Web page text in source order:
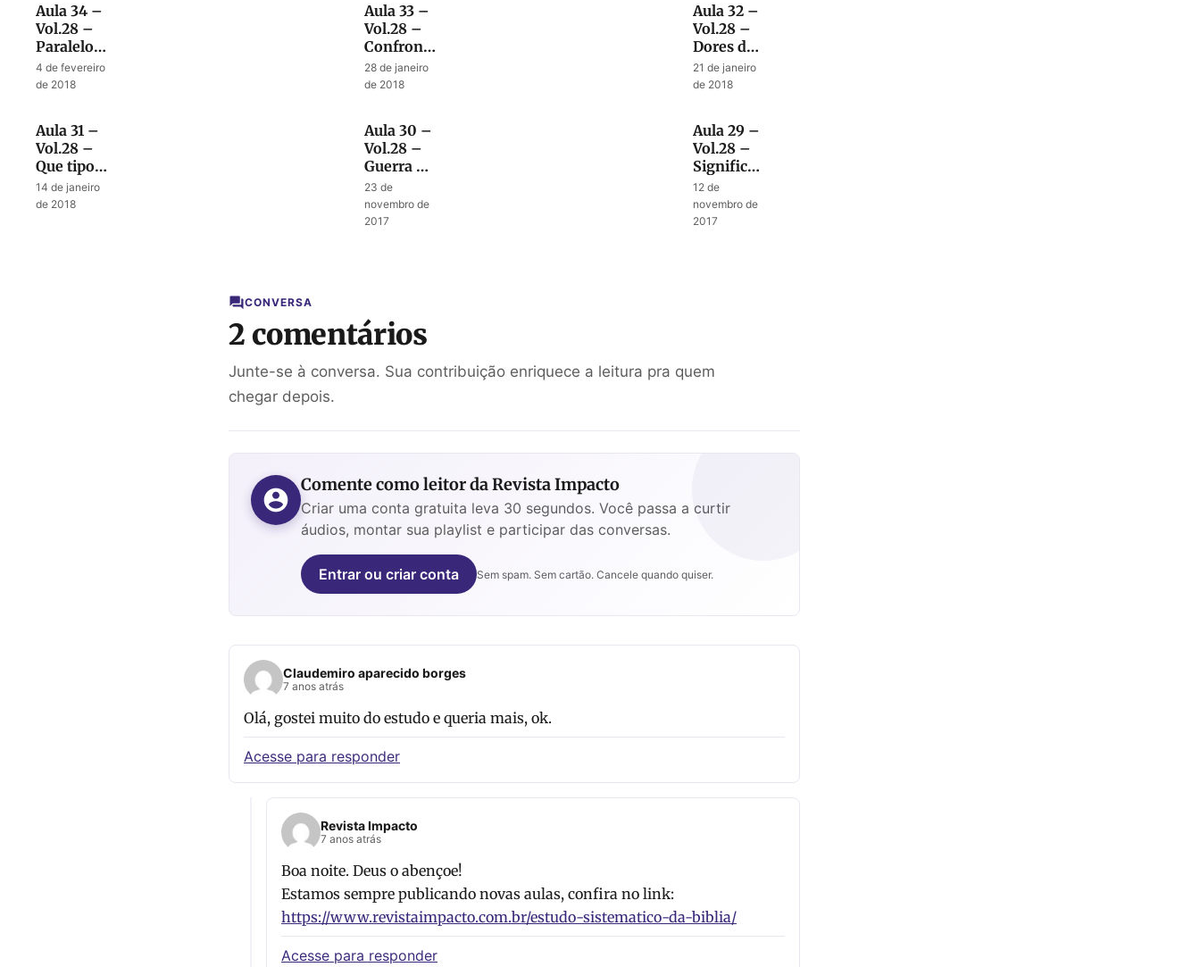
Aula 34 –
Vol.28 –
Paralelo
entre o
tempo de
do fim
4 de fevereiro
de 2018
Aula 33 –
Vol.28 –
Confronto
Final
entre
28 de janeiro
de 2018
Aula 32 –
Vol.28 –
Dores de
Parto
para quê?
21 de janeiro
de 2018
Aula 31 –
Vol.28 –
Que tipos
de
batalha
14 de janeiro
de 2018
Aula 30 –
Vol.28 –
Guerra de
palavras
– Assíria
contra
23 de
novembro de
2017
Aula 29 –
Vol.28 –
Significado
dos
ataques a
Jerusalém
12 de
novembro de
2017
CONVERSA
2 comentários
Junte-se à conversa. Sua contribuição enriquece a leitura pra quem
chegar depois.
Comente como leitor da Revista Impacto
Criar uma conta gratuita leva 30 segundos. Você passa a curtir
áudios, montar sua playlist e participar das conversas.
Entrar ou criar conta Sem spam. Sem cartão. Cancele quando quiser.
Claudemiro aparecido borges
7 anos atrás
Olá, gostei muito do estudo e queria mais, ok.
Acesse para responder
Revista Impacto
7 anos atrás
Boa noite. Deus o abençoe!
Estamos sempre publicando novas aulas, confira no link:
https://www.revistaimpacto.com.br/estudo-sistematico-da-biblia/
Acesse para responder